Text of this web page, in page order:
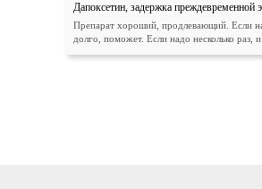
Дапоксетин, задержка преждевременной
Препарат хороший, продлевающий. Если
долго, поможет. Если надо несколько раз,